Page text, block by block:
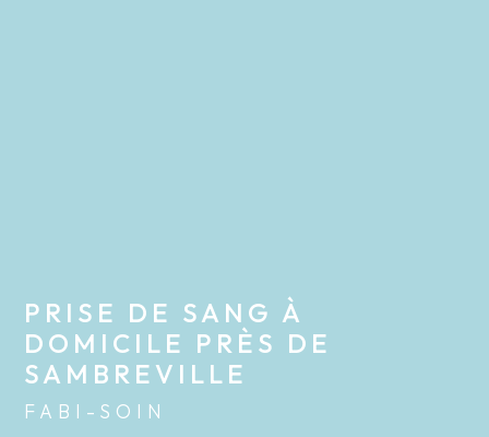
PRISE DE SANG À
DOMICILE PRÈS DE
SAMBREVILLE
FABI-SOIN